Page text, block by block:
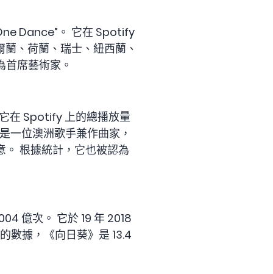
Dance”。 它在 Spotify
、荷蘭、瑞士、紐西蘭、
席藝術家。
在 Spotify 上的總播放量
一位澳洲歌手兼作曲家，
根據統計，它也被認為
億次。 它於 19 年 2018
數據，《向日葵》是 13.4